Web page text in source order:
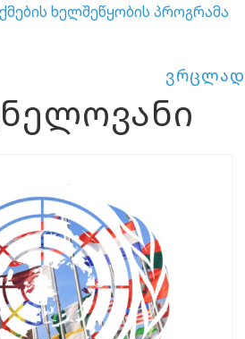
ხელშეწყობის პროგრამა
ვრცლად